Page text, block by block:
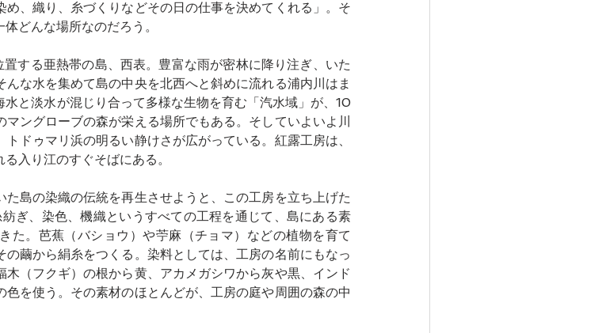
、織り、糸づくりなどその日の仕事を決めてくれる」。そ
どんな場所なのだろう。
する亜熱帯の島、西表。豊富な雨が密林に降り注ぎ、いた
な水を集めて島の中央を北西へと斜めに流れる浦内川はま
と淡水が混じり合って多様な生物を育む「汽水域」が、10
ングローブの森が栄える場所でもある。そしていよいよ川
ドゥマリ浜の明るい静けさが広がっている。紅露工房は、
入り江のすぐそばにある。
島の染織の伝統を再生させようと、この工房を立ち上げた
ぎ、染色、機織というすべての工程を通じて、島にある素
た。芭蕉（バショウ）や苧麻（チョマ）などの植物を育て
繭から絹糸をつくる。染料としては、工房の名前にもなっ
（フクギ）の根から黄、アカメガシワから灰や黒、インド
を使う。その素材のほとんどが、工房の庭や周囲の森の中